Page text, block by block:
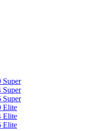
Elite
Elite
Elite